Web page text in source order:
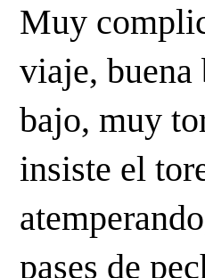
Muy
viaje, buena
bajo, muy
insiste el
pases de